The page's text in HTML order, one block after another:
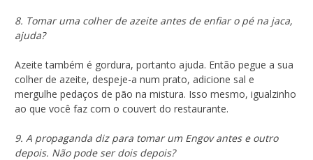
8. Tomar uma colher de azeite antes de enfiar o pé na jaca,
ajuda?
Azeite também é gordura, portanto ajuda. Então pegue a sua
colher de azeite, despeje-a num prato, adicione sal e
mergulhe pedaços de pão na mistura. Isso mesmo, igualzinho
ao que você faz com o couvert do restaurante.
9. A propaganda diz para tomar um Engov antes e outro
depois. Não pode ser dois depois?